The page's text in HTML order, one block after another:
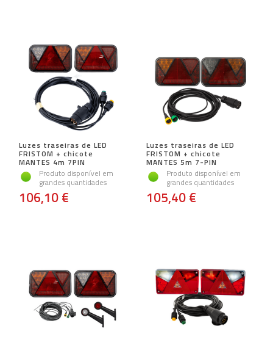
Luzes traseiras de LED
FRISTOM + chicote
MANTES 4m 7PIN
Produto disponível em
grandes quantidades
106,10 €
Luzes traseiras de LED
FRISTOM + chicote
MANTES 5m 7-PIN
Produto disponível em
grandes quantidades
105,40 €